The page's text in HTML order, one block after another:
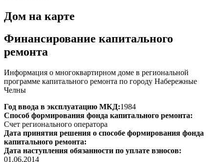
Дом на карте
Финансирование капитального
ремонта
Информация о многоквартирном доме в региональной
программе капитального ремонта по городу Набережные
Челны
Год ввода в эксплуатацию МКД:1984
Способ формирования фонда капитального ремонта:
Счет регионального оператора
Дата принятия решения о способе формирования фонда
капитального ремонта:
Дата наступления обязанности по уплате взносов:
01.06.2014